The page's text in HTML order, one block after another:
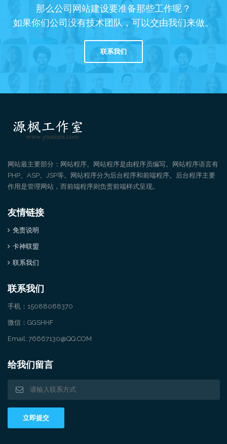
那么公司网站建设要准备那些工作呢？
如果你们公司没有技术团队，可以交由我们来做。
联系我们
网站最主要部分：网站程序。网站程序是由程序员编写。网站程序语言有
PHP、ASP、JSP等。网站程序分为后台程序和前端程序。后台程序主要
作用是管理网站，而前端程序则负责前端样式呈现。
友情链接
免责说明
卡神联盟
联系我们
联系我们
手机：15088088370
微信：GGSHHF
Email: 76667130@QQ.COM
给我们留言